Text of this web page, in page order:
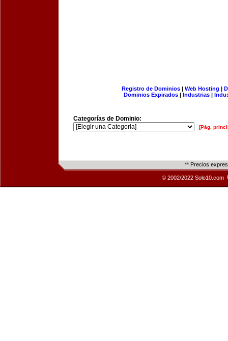
Registro de Dominios| Web Hosting |
Dominios Expirados | Industrias |
Categorías de Dominio:
[Pág.
** Precios
© 2002/2022 Solo10.com